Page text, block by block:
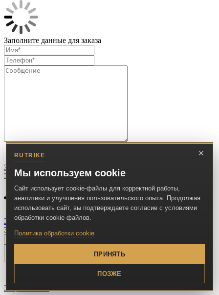
Заполните данные для заказа
Купить в один клик
Закрыть окно
Запросить стоимость товара
Загрузка товара
Заполните данные для запроса цены
обработку персональных данных.
Закрыть окно
×
RUTRIKE
Мы используем cookie
Сайт использует cookie-файлы для корректной работы,
аналитики и улучшения пользовательского опыта. Продолжая
использовать сайт, вы подтверждаете согласие с условиями
обработки cookie-файлов.
Политика обработки cookie
ПРИНЯТЬ
ПОЗЖЕ